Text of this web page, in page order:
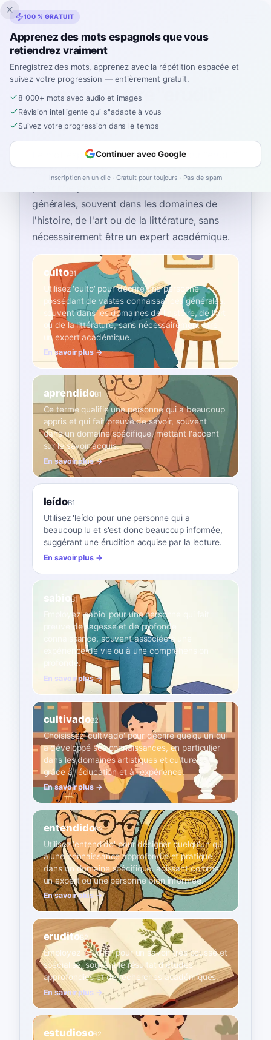
Inklingo
Accueil›Espagnol›French → espagnol ›érudit
Comment dire "érudit"
en espagnol
Le mot espagnol le plus courant pour
est “culto”—utilisez 'culto' pour décrire une
générales, souvent dans les domaines de
l'histoire, de l'art ou de la littérature, sans
nécessairement être un expert académique.
cultoB1
Utilisez 'culto' pour décrire une personne
possédant de vastes connaissances générales,
souvent dans les domaines de l'histoire, de l'art
ou de la littérature, sans nécessairement être
un expert académique.
En savoir plus →
aprendidoB1
Ce terme qualifie une personne qui a beaucoup
appris et qui fait preuve de savoir, souvent
dans un domaine spécifique, mettant l'accent
sur le savoir acquis.
En savoir plus →
leídoB1
Utilisez 'leído' pour une personne qui a
beaucoup lu et s'est donc beaucoup informée,
suggérant une érudition acquise par la lecture.
En savoir plus →
B1
Employez 'sabio' pour une personne qui fait
preuve de sagesse et de profonde
connaissance, souvent associée à une
expérience de vie ou à une compréhension
profonde.
En savoir plus →
cultivadoB2
Choisissez 'cultivado' pour décrire quelqu'un qui
a développé ses connaissances, en particulier
dans les domaines artistiques et culturels,
grâce à l'éducation et à l'expérience.
En savoir plus →
entendidoB2
Utilisez 'entendido' pour désigner quelqu'un qui
a une connaissance approfondie et pratique
dans un domaine spécifique, agissant comme
un expert ou une personne bien informée.
En savoir plus →
eruditoB2
Employez 'erudito' pour un savoir très poussé et
spécialisé, souvent le résultat d'études
approfondies et de recherches académiques.
En savoir plus →
estudiosoB2
100 % GRATUIT
Apprenez des mots espagnols que vous
retiendrez vraiment
Enregistrez des mots, apprenez avec la répétition espacée et
suivez votre progression — entièrement gratuit.
8 000+ mots avec audio et images
Révision intelligente qui s''adapte à vous
Suivez votre progression dans le temps
Continuer avec Google
Inscription en un clic · Gratuit pour toujours · Pas de spam